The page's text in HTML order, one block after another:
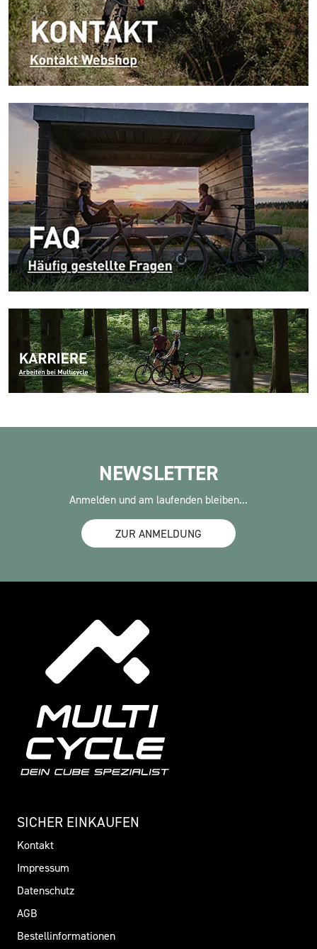
NEWSLETTER
Anmelden und am laufenden bleiben...
ZUR ANMELDUNG
SICHER EINKAUFEN
Kontakt
Impressum
Datenschutz
AGB
Bestellinformationen